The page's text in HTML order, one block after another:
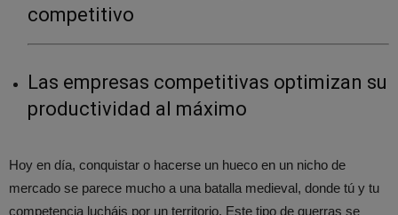
competitivo
Las empresas competitivas optimizan su
productividad al máximo
Hoy en día, conquistar o hacerse un hueco en un nicho de
mercado se parece mucho a una batalla medieval, donde tú y tu
competencia lucháis por un territorio. Este tipo de guerras se